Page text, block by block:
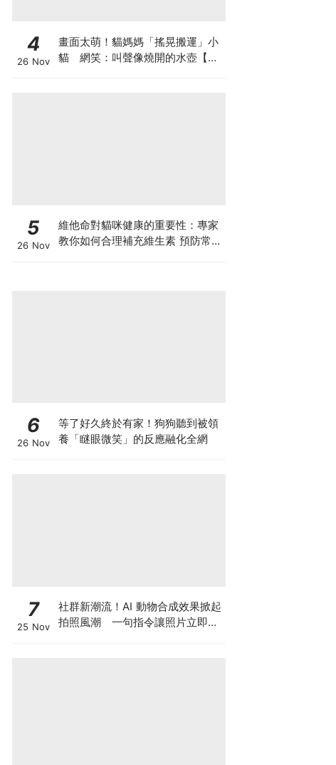
4
26 Nov
畫面太萌！貓媽媽「搖晃搬運」小
貓 網笑：叫聲像燒開的水壺【有
5
26 Nov
維他命對貓咪健康的重要性：專家
教你如何合理補充維生素 預防常見
6
26 Nov
等了好久終於有家！狗狗聽到被領
養「瞇眼微笑」的反應融化全網
7
25 Nov
社群新潮流！AI 動物合成效果掀起
拍照風潮 一句指令讓照片立即升